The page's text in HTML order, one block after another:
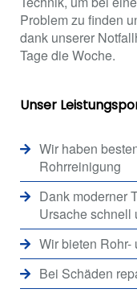
Problem zu finden
dank unserer
Tage die Woche.
Unser
Wir haben
Rohrreinigung
Dank moderner
Ursache schnell
Wir bieten
Bei Schäden